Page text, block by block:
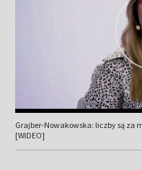
Grajber-Nowakowska: liczby są za
[WIDEO]